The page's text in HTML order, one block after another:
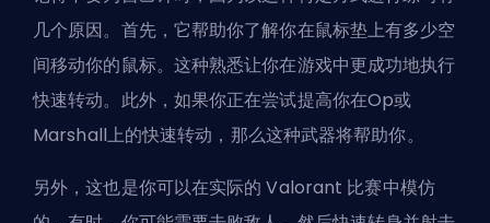
几个原因。首先，它帮助你了解你在鼠标垫上有多少空
间移动你的鼠标。这种熟悉让你在游戏中更成功地执行
快速转动。此外，如果你正在尝试提高你在Op或
Marshall上的快速转动，那么这种武器将帮助你。
另外，这也是你可以在实际的 Valorant 比赛中模仿